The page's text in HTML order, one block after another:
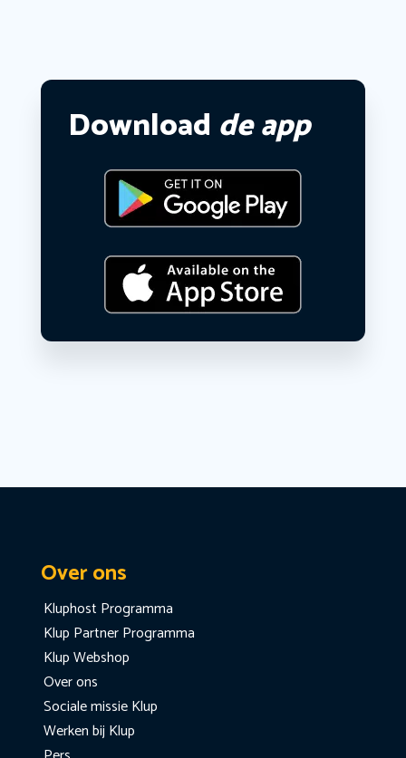
Download de app
Over ons
Kluphost Programma
Klup Partner Programma
Klup Webshop
Over ons
Sociale missie Klup
Werken bij Klup